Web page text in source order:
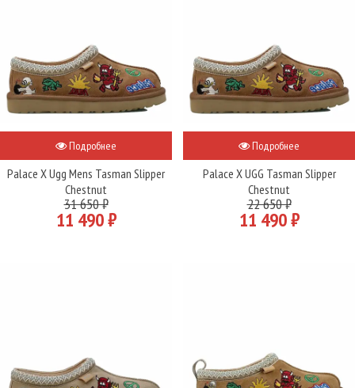
Подробнее
Palace X Ugg Mens Tasman Slipper
Chestnut
31 650 ₽
11 490 ₽
Подробнее
Palace X UGG Tasman Slipper
Chestnut
22 650 ₽
11 490 ₽